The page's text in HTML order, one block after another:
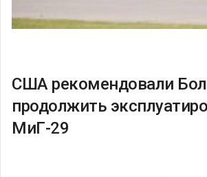
США рекомендовали
продолжить
МиГ-29